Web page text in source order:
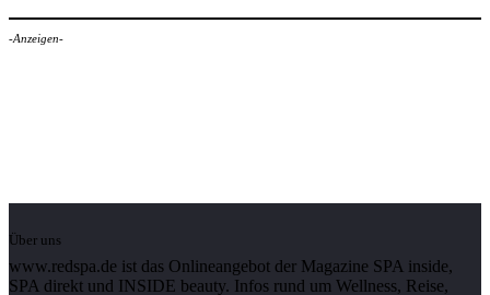
-Anzeigen-
Über uns
www.redspa.de ist das Onlineangebot der Magazine SPA inside,
SPA direkt und INSIDE beauty. Infos rund um Wellness, Reise,